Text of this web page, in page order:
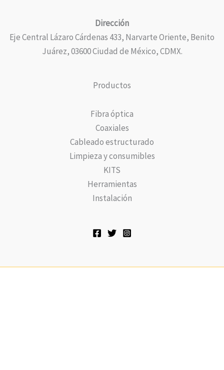
Dirección
Eje Central Lázaro Cárdenas 433, Narvarte Oriente, Benito
Juárez, 03600 Ciudad de México, CDMX.
Productos
Fibra óptica
Coaxiales
Cableado estructurado
Limpieza y consumibles
KITS
Herramientas
Instalación